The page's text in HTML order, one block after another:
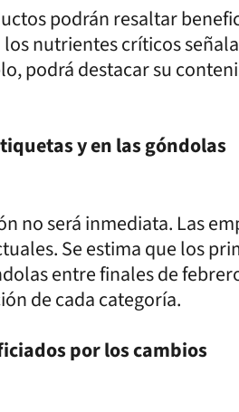
podrán resaltar
nutrientes críticos
podrá destacar su
y en las góndolas
no será inmediata. Las
Se estima que los
entre finales de
de cada categoría.
por los cambios